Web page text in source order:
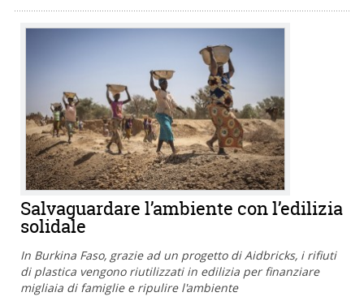
Salvaguardare l’ambiente con l’edilizia
solidale
In Burkina Faso, grazie ad un progetto di Aidbricks, i rifiuti
di plastica vengono riutilizzati in edilizia per finanziare
migliaia di famiglie e ripulire l'ambiente